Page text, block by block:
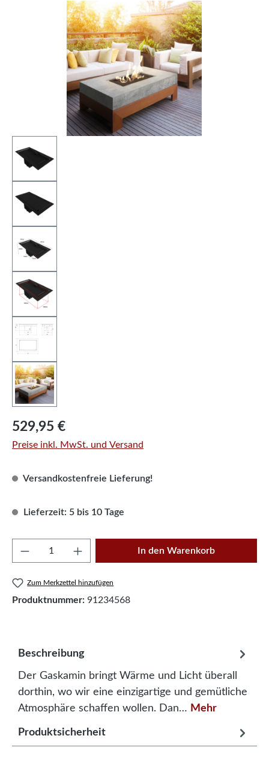
Regulärer Preis:
529,95 €
Preise inkl. MwSt. und Versand
Versandkostenfreie Lieferung!
Lieferzeit: 5 bis 10 Tage
Produkt Anzahl: Gib den gewünschten
In den Warenkorb
Zum Merkzettel hinzufügen
Produktnummer: 91234568
Beschreibung
Der Gaskamin bringt Wärme und Licht überall
dorthin, wo wir eine einzigartige und gemütliche
Atmosphäre schaffen wollen. Dan… Mehr
Produktsicherheit